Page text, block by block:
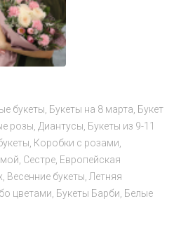
букеты Букеты на 8 марта Букет
розы Диантусы Букеты из 9-11
Коробки с розами
Сестре Европейская
Весенние букеты Летняя
цветами Букеты Барби Белые